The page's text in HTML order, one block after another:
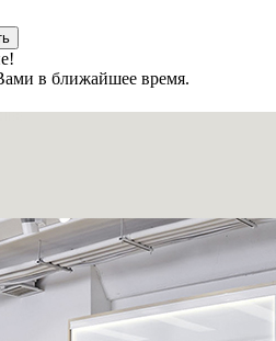
в ближайшее время.